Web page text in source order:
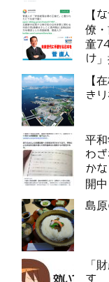
【
僚
童
け
【
き
平
わ
か
開中
島
「
す